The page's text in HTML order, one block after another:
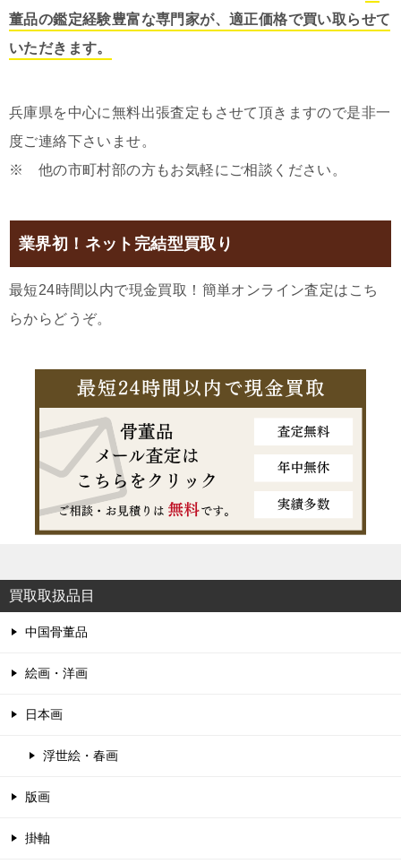
董品の鑑定経験豊富な専門家が、適正価格で買い取らせて
いただきます。
兵庫県を中心に無料出張査定もさせて頂きますので是非一
度ご連絡下さいませ。
※ 他の市町村部の方もお気軽にご相談ください。
業界初！ネット完結型買取り
最短24時間以内で現金買取！簡単オンライン査定はこち
らからどうぞ。
買取取扱品目
中国骨董品
絵画・洋画
日本画
浮世絵・春画
版画
掛軸